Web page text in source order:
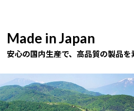
Made in Japan
安心の国内生産で、高品質の製品を